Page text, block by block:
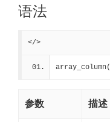
语法
</>
array_column(
参数 描述